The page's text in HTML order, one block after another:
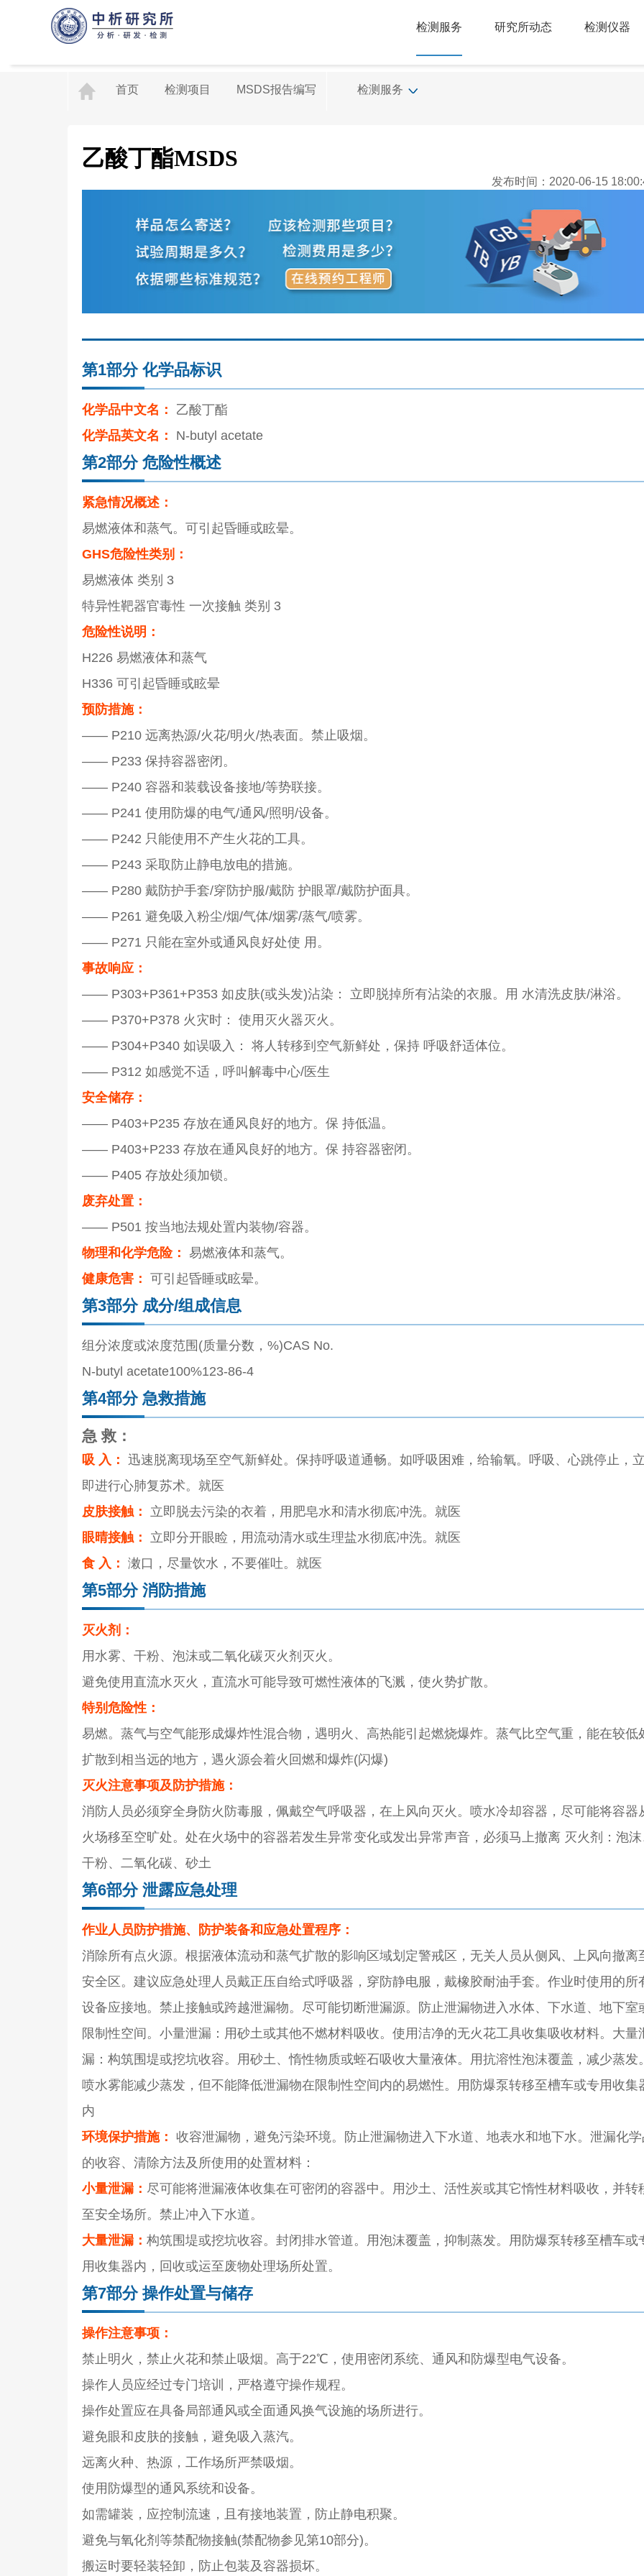
检测服务 研究所动态 检测仪器
首页 检测项目 MSDS报告编写 检测服务
乙酸丁酯MSDS
发布时间：2020-06-15
第1部分 化学品标识
化学品中文名：
乙酸丁酯
化学品英文名：
N-butyl acetate
第2部分 危险性概述
紧急情况概述：
易燃液体和蒸气。可引起昏睡或眩晕。
GHS危险性类别：
易燃液体 类别 3
特异性靶器官毒性 一次接触 类别 3
危险性说明：
H226 易燃液体和蒸气
H336 可引起昏睡或眩晕
预防措施：
—— P210 远离热源/火花/明火/热表面。禁止吸烟。
—— P233 保持容器密闭。
—— P240 容器和装载设备接地/等势联接。
—— P241 使用防爆的电气/通风/照明/设备。
—— P242 只能使用不产生火花的工具。
—— P243 采取防止静电放电的措施。
—— P280 戴防护手套/穿防护服/戴防 护眼罩/戴防护面具。
—— P261 避免吸入粉尘/烟/气体/烟雾/蒸气/喷雾。
—— P271 只能在室外或通风良好处使 用。
事故响应：
—— P303+P361+P353 如皮肤(或头发)沾染： 立即脱掉所有沾染的衣服。用 水清洗皮肤/淋浴。
—— P370+P378 火灾时： 使用灭火器灭火。
—— P304+P340 如误吸入： 将人转移到空气新鲜处，保持 呼吸舒适体位。
—— P312 如感觉不适，呼叫解毒中心/医生
安全储存：
—— P403+P235 存放在通风良好的地方。保 持低温。
—— P403+P233 存放在通风良好的地方。保 持容器密闭。
—— P405 存放处须加锁。
废弃处置：
—— P501 按当地法规处置内装物/容器。
物理和化学危险： 易燃液体和蒸气。
健康危害： 可引起昏睡或眩晕。
第3部分 成分/组成信息
组分浓度或浓度范围(质量分数，%)CAS No.
N-butyl acetate100%123-86-4
第4部分 急救措施
急 救：
吸 入： 迅速脱离现场至空气新鲜处。保持呼吸道通畅。如呼吸困难，给输氧。呼吸、心跳停止，
即进行心肺复苏术。就医
皮肤接触：
立即脱去污染的衣着，用肥皂水和清水彻底冲洗。就医
眼晴接触：
立即分开眼睑，用流动清水或生理盐水彻底冲洗。就医
食 入： 潄口，尽量饮水，不要催吐。就医
第5部分 消防措施
灭火剂：
用水雾、干粉、泡沫或二氧化碳灭火剂灭火。
避免使用直流水灭火，直流水可能导致可燃性液体的飞溅，使火势扩散。
特别危险性：
易燃。蒸气与空气能形成爆炸性混合物，遇明火、高热能引起燃烧爆炸。蒸气比空气重，能在较低
扩散到相当远的地方，遇火源会着火回燃和爆炸(闪爆)
灭火注意事项及防护措施：
消防人员必须穿全身防火防毒服，佩戴空气呼吸器，在上风向灭火。喷水冷却容器，尽可能将容器
火场移至空旷处。处在火场中的容器若发生异常变化或发出异常声音，必须马上撤离 灭火剂：泡
干粉、二氧化碳、砂土
第6部分 泄露应急处理
作业人员防护措施、防护装备和应急处置程序：
消除所有点火源。根据液体流动和蒸气扩散的影响区域划定警戒区，无关人员从侧风、上风向撤离
安全区。建议应急处理人员戴正压自给式呼吸器，穿防静电服，戴橡胶耐油手套。作业时使用的所
设备应接地。禁止接触或跨越泄漏物。尽可能切断泄漏源。防止泄漏物进入水体、下水道、地下室
限制性空间。小量泄漏：用砂土或其他不燃材料吸收。使用洁净的无火花工具收集吸收材料。大量
漏：构筑围堤或挖坑收容。用砂土、惰性物质或蛭石吸收大量液体。用抗溶性泡沫覆盖，减少蒸发
喷水雾能减少蒸发，但不能降低泄漏物在限制性空间内的易燃性。用防爆泵转移至槽车或专用收集
内
环境保护措施： 收容泄漏物，避免污染环境。防止泄漏物进入下水道、地表水和地下水。泄漏化
的收容、清除方法及所使用的处置材料：
小量泄漏： 尽可能将泄漏液体收集在可密闭的容器中。用沙土、活性炭或其它惰性材料吸收，并转
至安全场所。禁止冲入下水道。
大量泄漏：构筑围堤或挖坑收容。封闭排水管道。用泡沫覆盖，抑制蒸发。用防爆泵转移至槽车或
用收集器内，回收或运至废物处理场所处置。
第7部分 操作处置与储存
操作注意事项：
禁止明火，禁止火花和禁止吸烟。高于22℃，使用密闭系统、通风和防爆型电气设备。
操作人员应经过专门培训，严格遵守操作规程。
操作处置应在具备局部通风或全面通风换气设施的场所进行。
避免眼和皮肤的接触，避免吸入蒸汽。
远离火种、热源，工作场所严禁吸烟。
使用防爆型的通风系统和设备。
如需罐装，应控制流速，且有接地装置，防止静电积聚。
避免与氧化剂等禁配物接触(禁配物参见第10部分)。
搬运时要轻装轻卸，防止包装及容器损坏。